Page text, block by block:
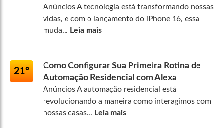
Anúncios A tecnologia está transformando nossas
vidas, e com o lançamento do iPhone 16, essa
muda... Leia mais
21º
Como Configurar Sua Primeira Rotina de
Automação Residencial com Alexa
Anúncios A automação residencial está
revolucionando a maneira como interagimos com
nossas casas... Leia mais